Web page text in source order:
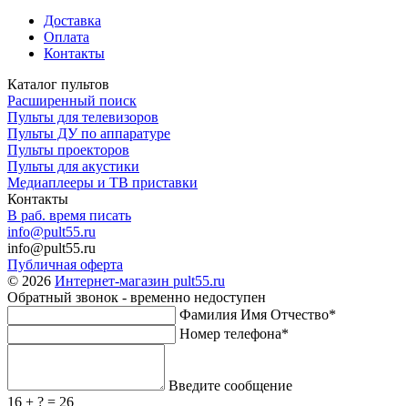
Доставка
Оплата
Контакты
Каталог пультов
Расширенный поиск
Пульты для телевизоров
Пульты ДУ по аппаратуре
Пульты проекторов
Пульты для акустики
Медиаплееры и ТВ приставки
Контакты
В раб. время писать
info@pult55.ru
info@pult55.ru
Публичная оферта
© 2026 Интернет-магазин pult55.ru
Обратный звонок - временно недоступен
Фамилия Имя Отчество*
Номер телефона*
Введите сообщение
16 + ? = 26